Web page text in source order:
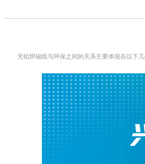
无铅焊锡线与环保之间的关系主要体现在以下几